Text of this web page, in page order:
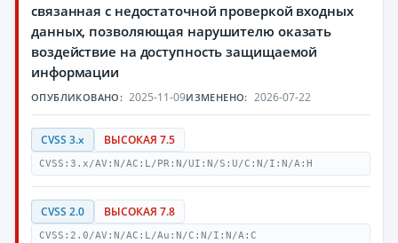
связанная с недостаточной проверкой входных
данных, позволяющая нарушителю оказать
воздействие на доступность защищаемой
информации
ОПУБЛИКОВАНО: 2025-11-09ИЗМЕНЕНО: 2026-07-22
CVSS 3.x ВЫСОКАЯ 7.5
CVSS:3.x/AV:N/AC:L/PR:N/UI:N/S:U/C:N/I:N/A:H
CVSS 2.0 ВЫСОКАЯ 7.8
CVSS:2.0/AV:N/AC:L/Au:N/C:N/I:N/A:C